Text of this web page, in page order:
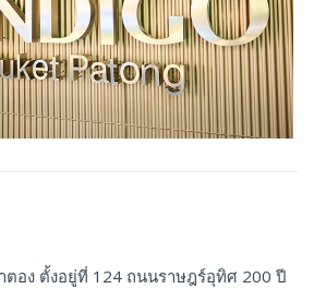
ตอง ตั้งอยู่ที่ 124 ถนนราษฎร์อุทิศ 200 ปี